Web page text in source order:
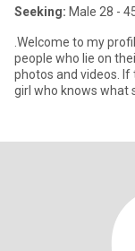
Seeking: Male 28 -
.Welcome to my
people who lie on
photos and videos. If
girl who knows what